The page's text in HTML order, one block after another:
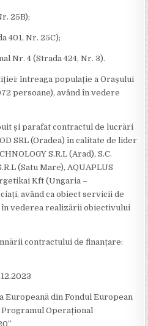
25B);
401, Nr. 25C);
Nr. 4 (Strada 424, Nr. 3).
întreaga populație a Orașului
persoane), având în vedere
și parafat contractul de lucrări
SRL (Oradea) în calitate de lider
S.R.L (Arad), S.C.
(Satu Mare), AQUAPLUS
Kft (Ungaria –
având ca obiect servicii de
vederea realizării obiectivului
contractului de finanțare:
Europeană din Fondul European
Operațional